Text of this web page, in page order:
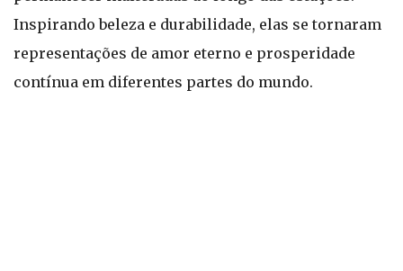
Inspirando beleza e durabilidade, elas se tornaram
representações de amor eterno e prosperidade
contínua em diferentes partes do mundo.